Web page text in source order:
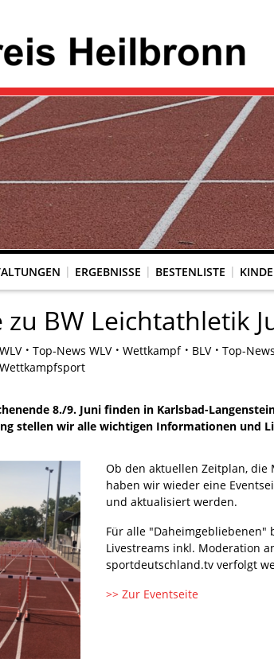
ERGEBNISSE BESTENLISTE
zu BW Leichtathletik
WLV Top-News WLV Wettkampf BLV Top-
Wettkampfsport
8./9. Juni finden in Karlsbad-
stellen wir alle wichtigen Informationen und
Ob den aktuellen Zeitplan, die
haben wir wieder eine
und aktualisiert werden.
Für alle "Daheimgebliebenen"
Livestreams inkl. Moderation
sportdeutschland.tv verfolgt
>> Zur Eventseite